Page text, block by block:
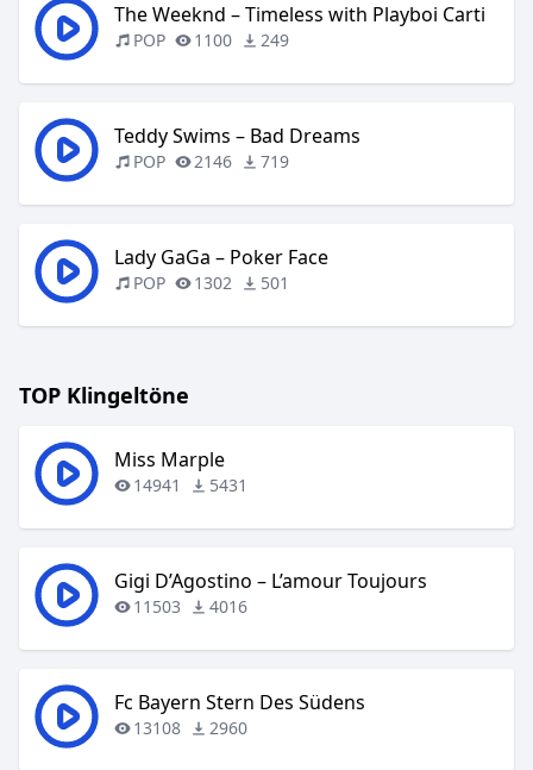
The Weeknd – Timeless with Playboi Carti
POP 1100 249
Teddy Swims – Bad Dreams
POP 2146 719
Lady GaGa – Poker Face
POP 1302 501
TOP Klingeltöne
Miss Marple
14941 5431
Gigi D’Agostino – L’amour Toujours
11503 4016
Fc Bayern Stern Des Südens
13108 2960